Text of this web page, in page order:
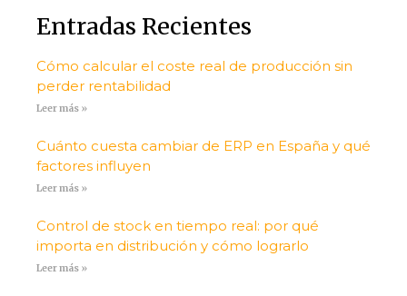
Entradas Recientes
Cómo calcular el coste real de producción sin
perder rentabilidad
Leer más »
Cuánto cuesta cambiar de ERP en España y qué
factores influyen
Leer más »
Control de stock en tiempo real: por qué
importa en distribución y cómo lograrlo
Leer más »